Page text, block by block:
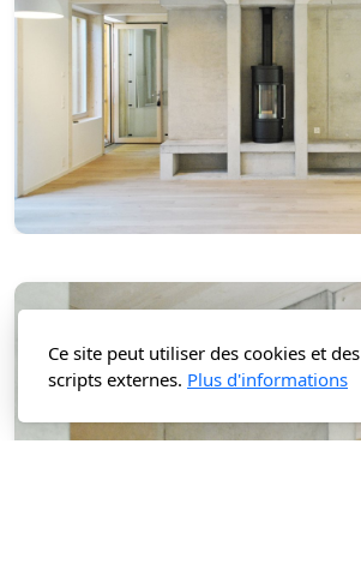
Ce site peut utiliser des cookies et des
scripts externes. Plus d'informations